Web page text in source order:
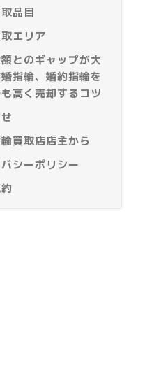
品目
エリア
とのギャップが大
指輪、婚約指輪を
高く売却するコツ
買取店店主から
シーポリシー